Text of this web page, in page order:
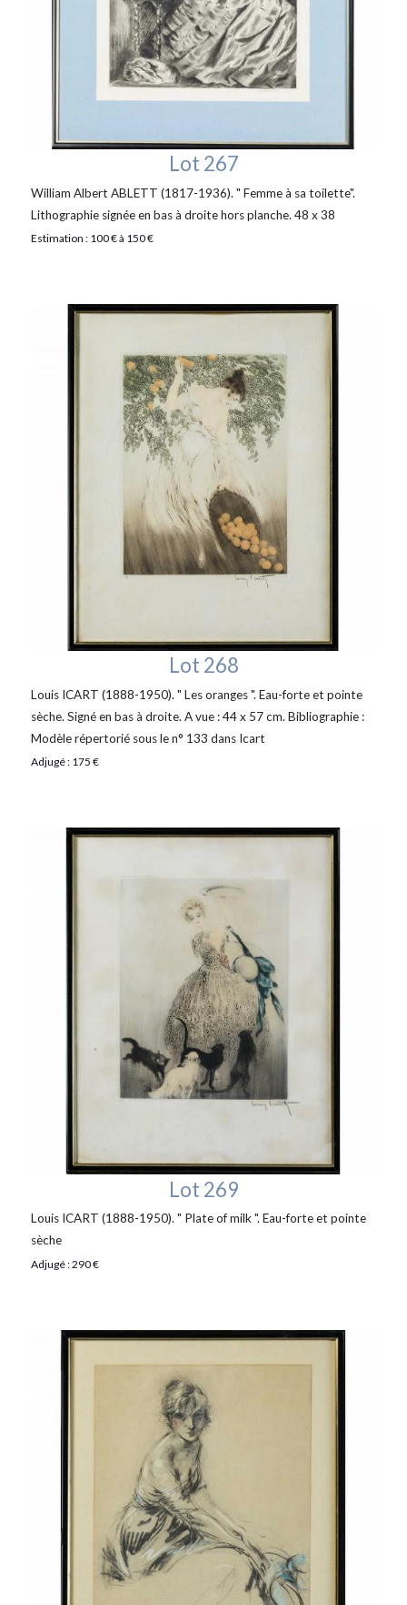
Lot 267
William Albert ABLETT (1817-1936). " Femme à sa toilette".
Lithographie signée en bas à droite hors planche. 48 x 38
Estimation : 100 € à 150 €
Lot 268
Louis ICART (1888-1950). " Les oranges ". Eau-forte et pointe
sèche. Signé en bas à droite. A vue : 44 x 57 cm. Bibliographie :
Modèle répertorié sous le n° 133 dans Icart
Adjugé : 175 €
Lot 269
Louis ICART (1888-1950). " Plate of milk ". Eau-forte et pointe
sèche
Adjugé : 290 €